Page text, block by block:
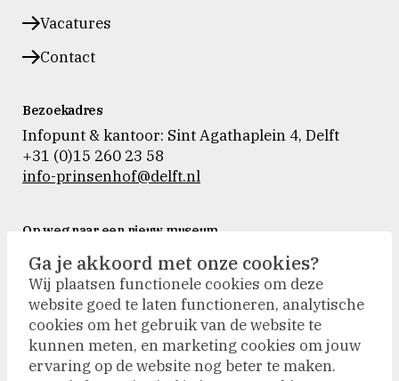
Vacatures
Contact
Bezoekadres
Infopunt & kantoor: Sint Agathaplein 4, Delft
+31 (0)15 260 23 58
info-prinsenhof@delft.nl
Op weg naar een nieuw museum
Museum Prinsenhof Delft is tijdelijk gesloten voor
verbouwing en vernieuwing.
Tijdens de verbouwing nemen we onze bezoekers
actief mee naar buiten. De collectie is op
verschillende plekken te zien en activiteiten vinden
plaats op andere locaties.
Ga je akkoord met onze cookies?
Wij plaatsen functionele cookies om deze
website goed te laten functioneren, analytische
cookies om het gebruik van de website te
kunnen meten, en marketing cookies om jouw
ervaring op de website nog beter te maken.